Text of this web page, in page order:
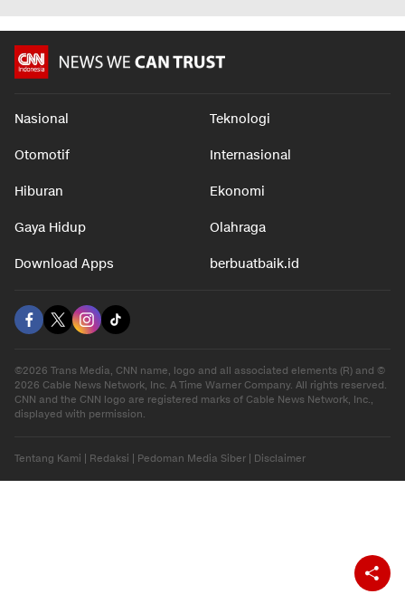
Nasional Teknologi
Otomotif Internasional
Hiburan Ekonomi
Gaya Hidup Olahraga
Download Apps berbuatbaik.id
©2026 Trans Media, CNN name, logo and all associated elements (R) and ©
2026 Cable News Network, Inc. A Time Warner Company. All rights reserved.
CNN and the CNN logo are registered marks of Cable News Network, Inc.,
displayed with permission.
Tentang Kami Redaksi Pedoman Media Siber Disclaimer